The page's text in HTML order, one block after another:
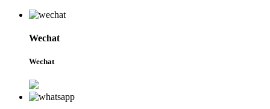
Wechat
Wechat